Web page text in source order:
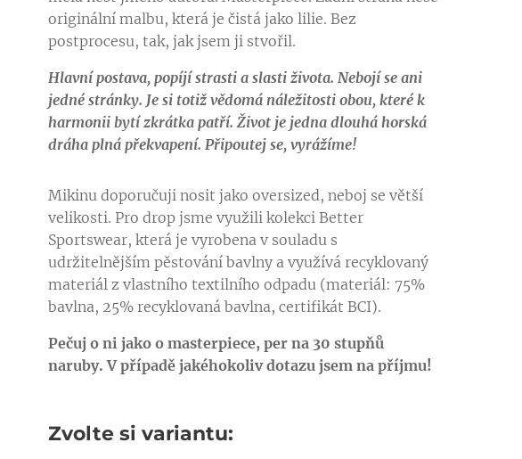
originální malbu, která je čistá jako lilie. Bez
postprocesu, tak, jak jsem ji stvořil.
Hlavní postava, popíjí strasti a slasti života. Nebojí se ani
jedné stránky. Je si totiž vědomá náležitosti obou, které k
harmonii bytí zkrátka patří. Život je jedna dlouhá horská
dráha plná překvapení. Připoutej se, vyrážíme!
Mikinu doporučuji nosit jako oversized, neboj se větší
velikosti. Pro drop jsme využili kolekci Better
Sportswear, která je vyrobena v souladu s
udržitelnějším pěstování bavlny a využívá recyklovaný
materiál z vlastního textilního odpadu (materiál: 75%
bavlna, 25% recyklovaná bavlna, certifikát BCI).
Pečuj o ni jako o masterpiece, per na 30 stupňů
naruby. V případě jakéhokoliv dotazu jsem na příjmu!
Zvolte si variantu: